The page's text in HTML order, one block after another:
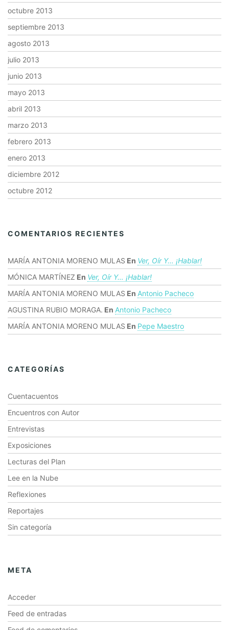
octubre 2013
septiembre 2013
agosto 2013
julio 2013
junio 2013
mayo 2013
abril 2013
marzo 2013
febrero 2013
enero 2013
diciembre 2012
octubre 2012
COMENTARIOS RECIENTES
MARÍA ANTONIA MORENO MULAS En Ver, Oír Y… ¡hablar!
MÓNICA MARTÍNEZ En Ver, Oír Y… ¡hablar!
MARÍA ANTONIA MORENO MULAS En Antonio Pacheco
AGUSTINA RUBIO MORAGA. En Antonio Pacheco
MARÍA ANTONIA MORENO MULAS En Pepe Maestro
CATEGORÍAS
Cuentacuentos
Encuentros con Autor
Entrevistas
Exposiciones
Lecturas del Plan
Lee en la Nube
Reflexiones
Reportajes
Sin categoría
META
Acceder
Feed de entradas